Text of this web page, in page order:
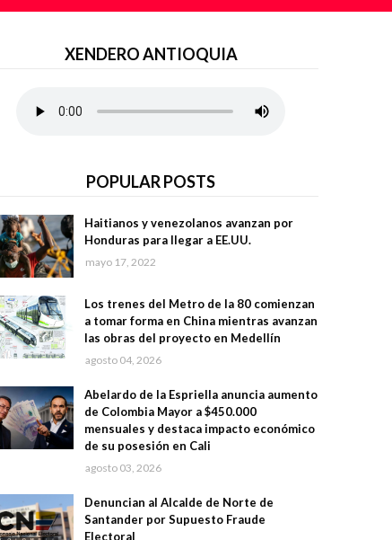
XENDERO ANTIOQUIA
POPULAR POSTS
Haitianos y venezolanos avanzan por
Honduras para llegar a EE.UU.
mayo 17, 2022
Los trenes del Metro de la 80 comienzan
a tomar forma en China mientras avanzan
las obras del proyecto en Medellín
agosto 04, 2026
Abelardo de la Espriella anuncia aumento
de Colombia Mayor a $450.000
mensuales y destaca impacto económico
de su posesión en Cali
agosto 03, 2026
Denuncian al Alcalde de Norte de
Santander por Supuesto Fraude
Electoral